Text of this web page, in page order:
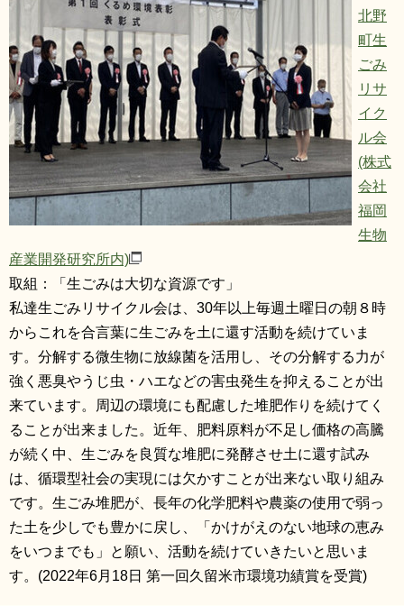
北野
町生
ごみ
リサ
イク
ル会
(株式
会社
福岡
生物
産業開発研究所内)​
取組：「生ごみは大切な資源です」
私達生ごみリサイクル会は、30年以上毎週土曜日の朝８時
からこれを合言葉に生ごみを土に還す活動を続けていま
す。分解する微生物に放線菌を活用し、その分解する力が
強く悪臭やうじ虫・ハエなどの害虫発生を抑えることが出
来ています。周辺の環境にも配慮した堆肥作りを続けてく
ることが出来ました。近年、肥料原料が不足し価格の高騰
が続く中、生ごみを良質な堆肥に発酵させ土に還す試み
は、循環型社会の実現には欠かすことが出来ない取り組み
です。生ごみ堆肥が、長年の化学肥料や農薬の使用で弱っ
た土を少しでも豊かに戻し、「かけがえのない地球の恵み
をいつまでも」と願い、活動を続けていきたいと思いま
す。(2022年6月18日 第一回久留米市環境功績賞を受賞)